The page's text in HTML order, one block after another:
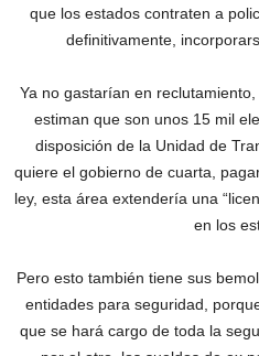
que los estados contraten a
definitivamente,
Ya no gastarían en
estiman que son unos 15 mil
disposición de la Unidad de
quiere el gobierno de cuarta,
ley, esta área extendería una
en los
Pero esto también tiene sus
entidades para seguridad,
que se hará cargo de toda la